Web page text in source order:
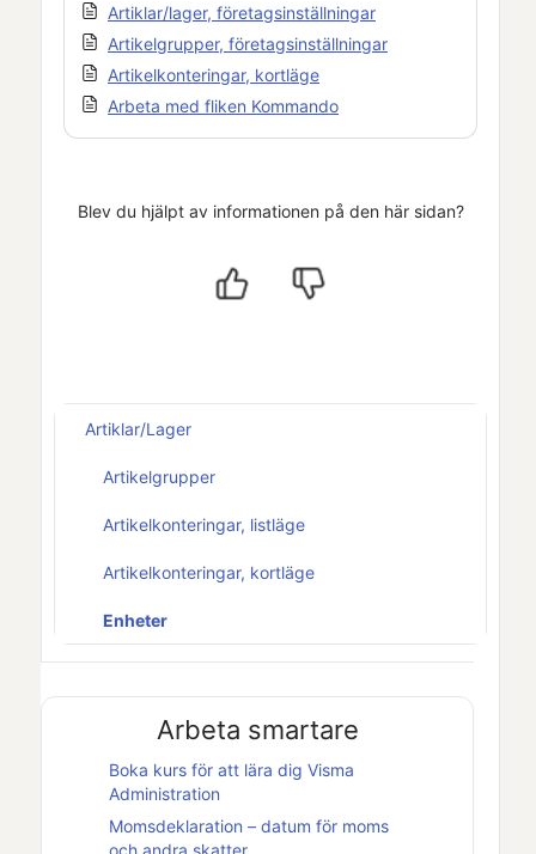
Artiklar/lager, företagsinställningar
Artikelgrupper, företagsinställningar
Artikelkonteringar, kortläge
Arbeta med fliken Kommando
Blev du hjälpt av informationen på den här sidan?
Artiklar/Lager
Artikelgrupper
Artikelkonteringar, listläge
Artikelkonteringar, kortläge
Enheter
Arbeta smartare
Boka kurs för att lära dig Visma
Administration
Momsdeklaration – datum för moms
och andra skatter